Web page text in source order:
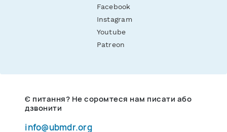
Facebook
Instagram
Youtube
Patreon
Є питання? Не соромтеся нам писати або
дзвонити
info@ubmdr.org